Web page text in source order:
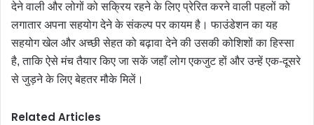
देने वाली और लोगों को सक्रिय रहने के लिए प्रेरित करने वाली पहलों को
लगातार अपना सहयोग देने के संकल्प पर कायम है। फाउंडेशन का यह
सहयोग खेल और अच्छी सेहत को बढ़ावा देने की उसकी कोशिशों का हिस्सा
है, ताकि ऐसे मंच तैयार किए जा सकें जहाँ लोग एकजुट हों और उन्हें एक-दूसरे
से जुड़ने के लिए बेहतर मौके मिलें।
Related Articles